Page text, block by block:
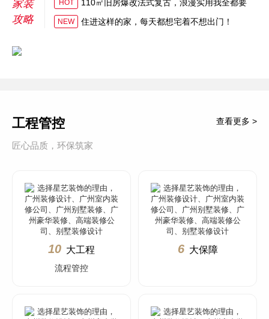
家装
攻略
HOT 110㎡旧房爆改法式复古，浪漫实用我全都要
NEW 住进这样的家，每天都想宅着不想出门！
工程管控
匠心品质，环保筑家
查看更多 >
10 大工程
流程管控
6 大保障